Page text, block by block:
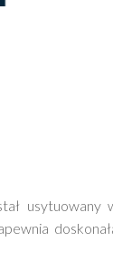
usytuowany